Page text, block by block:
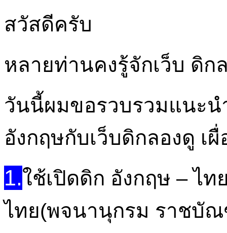
สวัสดีครับ
หลายท่านคงรู้จักเว็บ ดิก
วันนี้ผมขอรวบรวมแนะน
อังกฤษกับเว็บดิกลองดู เ
1.ใช้เปิดดิก อังกฤษ – ไ
ไทย(พจนานุกรม ราชบั